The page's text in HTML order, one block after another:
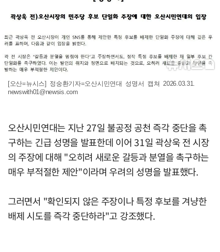
[오산=뉴시스] 정숭환기자=오산시민연대 성명서 캡쳐 2026.03.31.
newswith01@newsis.com
오산시민연대는 지난 27일 불공정 공천 즉각 중단을 촉
구하는 긴급 성명을 발표한데 이어 31일 곽상욱 전 시장
의 주장에 대해 "오히려 새로운 갈등과 분열을 촉구하는
매우 부적절한 제안"이라며 우려의 성명을 발표했다.
그러면서 "확인되지 않은 주장이나 특정 후보를 겨냥한
배제 시도를 즉각 중단하라"고 강조했다.